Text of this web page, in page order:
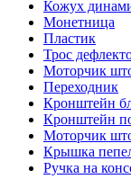
Кожух
Монетница
Пластик
Трос
Моторчик
Переходник
Кронштейн
Кронштейн
Моторчик
Крышка
Ручка на